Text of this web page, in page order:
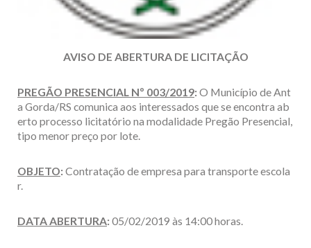
AVISO DE ABERTURA DE LICITAÇÃO
PREGÃO PRESENCIAL Nº 003/2019: O Município de Ant
a Gorda/RS comunica aos interessados que se encontra ab
erto processo licitatório na modalidade Pregão Presencial,
tipo menor preço por lote.
OBJETO: Contratação de empresa para transporte escola
r.
DATA ABERTURA: 05/02/2019 às 14:00 horas.